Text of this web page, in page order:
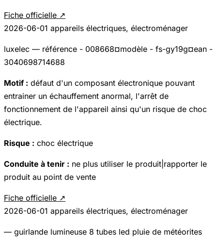
Fiche officielle ↗
2026-06-01 appareils électriques, électroménager
luxelec — référence - 008668¤modèle - fs-gy19g¤ean -
3040698714688
Motif : défaut d'un composant électronique pouvant
entrainer un échauffement anormal, l'arrêt de
fonctionnement de l'appareil ainsi qu'un risque de choc
électrique.
Risque : choc électrique
Conduite à tenir : ne plus utiliser le produit|rapporter le
produit au point de vente
Fiche officielle ↗
2026-06-01 appareils électriques, électroménager
— guirlande lumineuse 8 tubes led pluie de météorites